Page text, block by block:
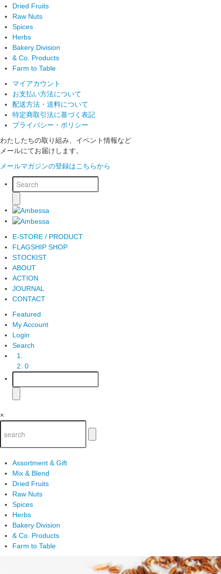
Dried Fruits
Raw Nuts
Spices
Herbs
Bakery Division
& Co. Products
Farm to Table
マイアカウント
お支払い方法について
配送方法・送料について
特定商取引法に基づく表記
プライバシー・ポリシー
わたしたちの取り組み、イベント情報など
メールにてお届けします。
メールマガジンの登録はこちらから
E-STORE / PRODUCT
FLAGSHIP SHOP
STOCKIST
ABOUT
ACTION
JOURNAL
CONTACT
Featured
My Account
Login
Search
0
×
Assortment & Gift
Mix & Blend
Dried Fruits
Raw Nuts
Spices
Herbs
Bakery Division
& Co. Products
Farm to Table